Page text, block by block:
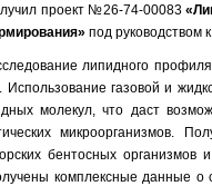
проект №26-74-00083
под
липидного
газовой и
молекул, что даст
микроорганизмов.
бентосных
комплексные данные